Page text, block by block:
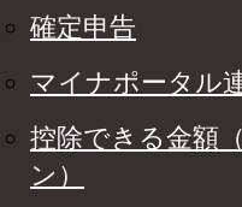
確定申告
マイナポータル
控除できる金額
ン）